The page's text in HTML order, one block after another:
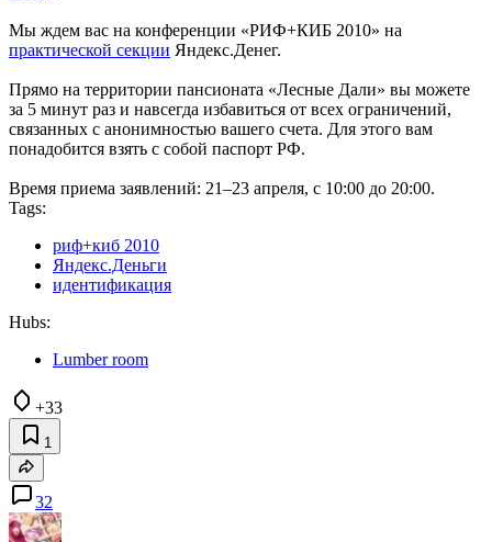
Мы ждем вас на конференции «РИФ+КИБ 2010» на
практической секции Яндекс.Денег.
Прямо на территории пансионата «Лесные Дали» вы можете
за 5 минут раз и навсегда избавиться от всех ограничений,
связанных с анонимностью вашего счета. Для этого вам
понадобится взять с собой паспорт РФ.
Время приема заявлений: 21–23 апреля, с 10:00 до 20:00.
Tags:
риф+киб 2010
Яндекс.Деньги
идентификация
Hubs:
Lumber room
+33
1
32